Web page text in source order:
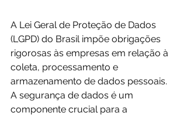
A Lei Geral de Proteção de Dados
(LGPD) do Brasil impõe obrigações
rigorosas às empresas em relação à
coleta, processamento e
armazenamento de dados pessoais.
A segurança de dados é um
componente crucial para a